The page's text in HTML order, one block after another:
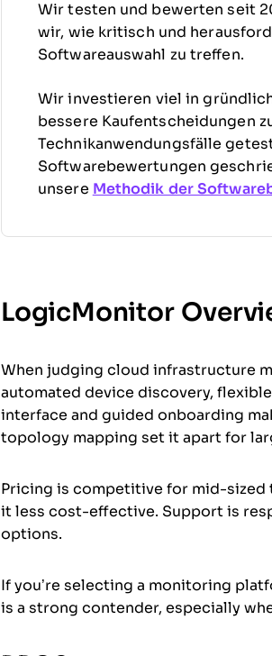
Wir testen und bewerten seit
wir, wie kritisch und
Softwareauswahl zu treffen.
Wir investieren viel in
bessere Kaufentscheidungen
Technikanwendungsfälle
Softwarebewertungen
unsere Methodik der
LogicMonitor
When judging cloud infrastructure
automated device discovery,
interface and guided onboarding
topology mapping set it apart for
Pricing is competitive for mid-sized
it less cost-effective. Support is
options.
If you’re selecting a monitoring
is a strong contender, especially